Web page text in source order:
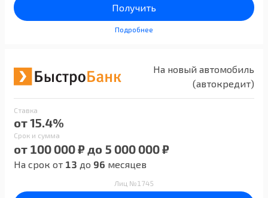
Получить
Подробнее
На новый автомобиль
(автокредит)
Ставка
от 15.4%
Срок и сумма
от 100 000 ₽ до 5 000 000 ₽
На срок от 13 до 96 месяцев
Лиц №1745